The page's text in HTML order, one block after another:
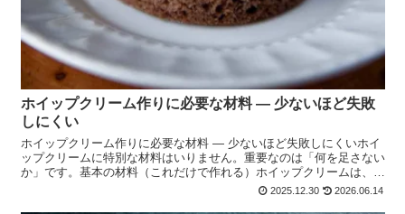
ホイップクリーム作りに必要な材料 ― 少ないほど失敗
しにくい
ホイップクリーム作りに必要な材料 ― 少ないほど失敗しにくいホイ
ップクリームに特別な材料はいりません。重要なのは「何を足さない
か」です。基本の材料（これだけで作れる）ホイップクリームは、
材料2つで成立します。・ 生クリーム・ 砂糖 香料や...
2025.12.30 2026.06.14